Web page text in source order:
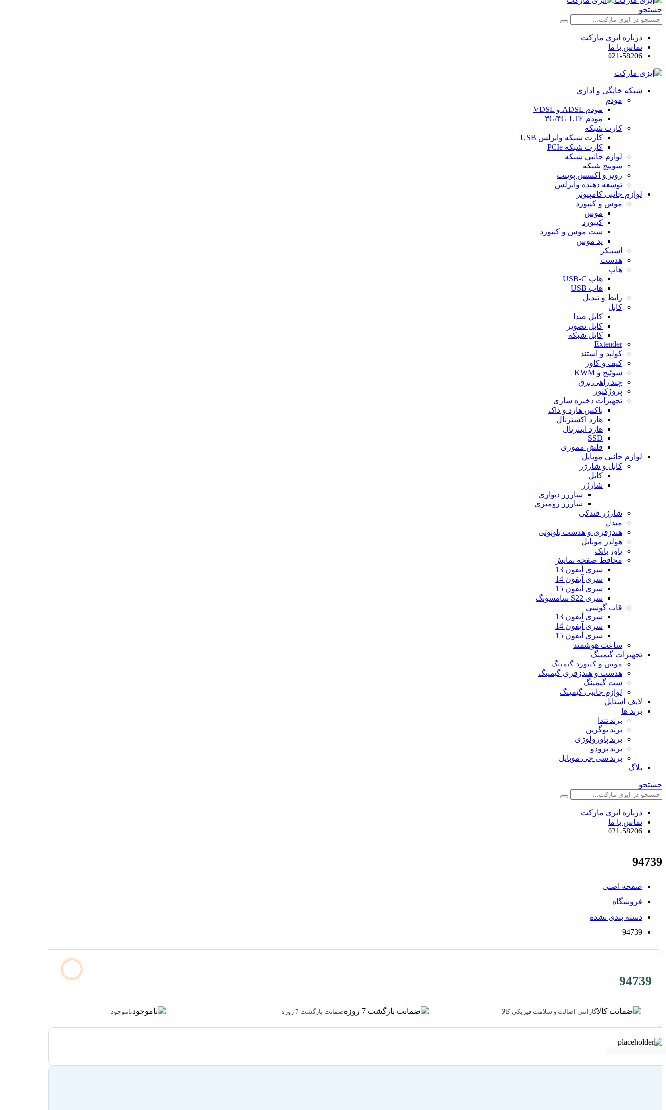
جستجو
درباره ایزی مارکت
تماس با ما
021-58206
شبکه خانگی و اداری
مودم
مودم ADSL و VDSL
مودم ۳G/۴G LTE
کارت شبکه
کارت شبکه وایرلس USB
کارت شبکه PCIe
لوازم جانبی شبکه
سوییچ شبکه
روتر و اکسس پوینت
توسعه دهنده وایرلس
لوازم جانبی کامپیوتر
موس و کیبورد
موس
کیبورد
ست موس و کیبورد
پد موس
اسپیکر
هدست
هاب
هاب USB-C
هاب USB
رابط و تبدیل
کابل
کابل صدا
کابل تصویر
کابل شبکه
Extender
کولپد و استند
کیف و کاور
سوئیچ و KWM
چند راهی برق
پروژکتور
تجهیزات ذخیره سازی
باکس هارد و داک
هارد اکسترنال
هارد اینترنال
SSD
فلش مموری
لوازم جانبی موبایل
کابل و شارژر
کابل
شارژر
شارژر دیواری
شارژر رومیزی
شارژر فندکی
مبدل
هندزفری و هدست بلوتوثی
هولدر موبایل
پاور بانک
محافظ صفحه نمایش
سری آیفون 13
سری آیفون 14
سری آیفون 15
سری S22 سامسونگ
قاب گوشی
سری آیفون 13
سری آیفون 14
سری آیفون 15
ساعت هوشمند
تجهیزات گیمینگ
موس و کیبورد گیمینگ
هدست و هندزفری گیمینگ
ست گیمینگ
لوازم جانبی گیمینگ
لایف استایل
برند ها
برند تندا
برند یوگرین
برند پاورولوژی
برند پرودو
برند سی جی موبایل
بلاگ
جستجو
درباره ایزی مارکت
تماس با ما
021-58206
94739
صفحه اصلی
فروشگاه
دسته بندی نشده
94739
94739
گارانتی اصالت و سلامت فیزیکی کالا ضمانت بازگشت 7 روزه ناموجود